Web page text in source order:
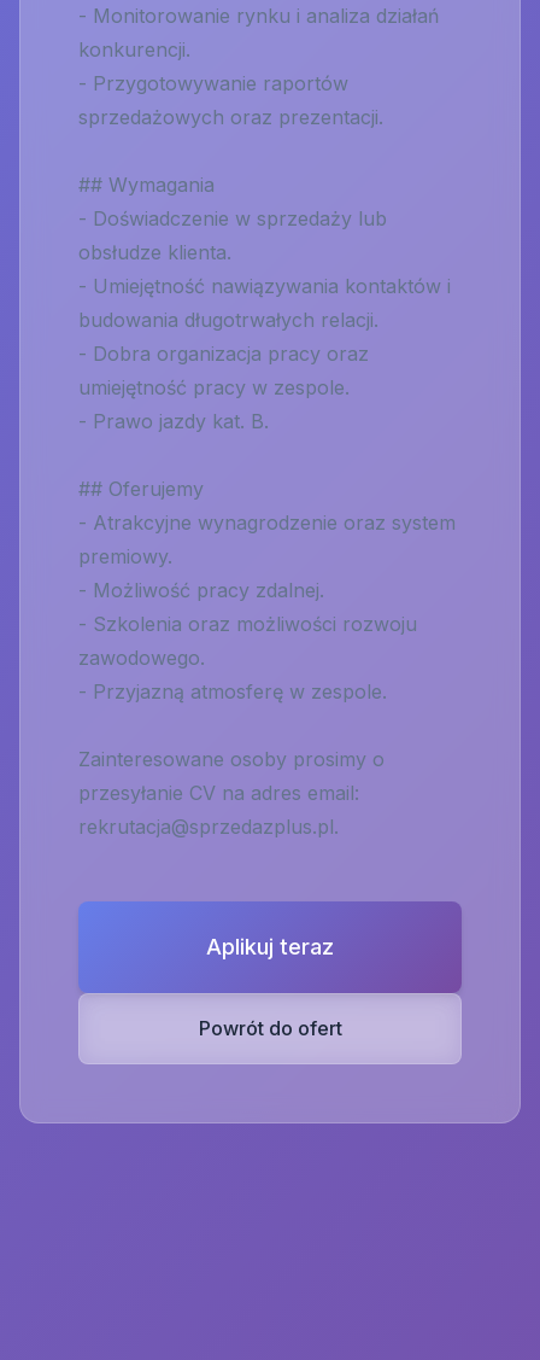
- Monitorowanie rynku i analiza działań
konkurencji.
- Przygotowywanie raportów
sprzedażowych oraz prezentacji.
## Wymagania
- Doświadczenie w sprzedaży lub
obsłudze klienta.
- Umiejętność nawiązywania kontaktów i
budowania długotrwałych relacji.
- Dobra organizacja pracy oraz
umiejętność pracy w zespole.
- Prawo jazdy kat. B.
## Oferujemy
- Atrakcyjne wynagrodzenie oraz system
premiowy.
- Możliwość pracy zdalnej.
- Szkolenia oraz możliwości rozwoju
zawodowego.
- Przyjazną atmosferę w zespole.
Zainteresowane osoby prosimy o
przesyłanie CV na adres email:
rekrutacja@sprzedazplus.pl.
Aplikuj teraz
Powrót do ofert